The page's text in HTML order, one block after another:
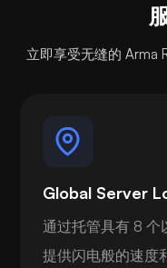
立即享受无缝的 Arma
Global Server
通过托管具有 8 个
提供闪电般的速度